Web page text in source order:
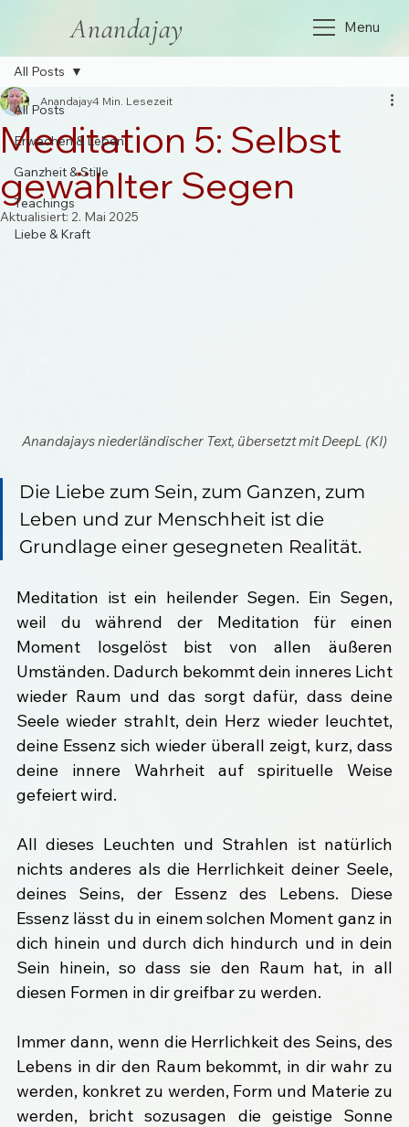
Anandajay Menu
All Posts
Erwachen & Leben
Ganzheit & Stille
Teachings
Liebe & Kraft
All Posts
Meditation 5: Selbst
gewählter Segen
Anandajay4 Min. Lesezeit
Aktualisiert: 2. Mai 2025
Anandajays niederländischer Text, übersetzt mit DeepL (KI)
Die Liebe zum Sein, zum Ganzen, zum
Leben und zur Menschheit ist die
Grundlage einer gesegneten Realität.
Meditation ist ein heilender Segen. Ein Segen,
weil du während der Meditation für einen
Moment losgelöst bist von allen äußeren
Umständen. Dadurch bekommt dein inneres Licht
wieder Raum und das sorgt dafür, dass deine
Seele wieder strahlt, dein Herz wieder leuchtet,
deine Essenz sich wieder überall zeigt, kurz, dass
deine innere Wahrheit auf spirituelle Weise
gefeiert wird.
All dieses Leuchten und Strahlen ist natürlich
nichts anderes als die Herrlichkeit deiner Seele,
deines Seins, der Essenz des Lebens. Diese
Essenz lässt du in einem solchen Moment ganz in
dich hinein und durch dich hindurch und in dein
Sein hinein, so dass sie den Raum hat, in all
diesen Formen in dir greifbar zu werden.
Immer dann, wenn die Herrlichkeit des Seins, des
Lebens in dir den Raum bekommt, in dir wahr zu
werden, konkret zu werden, Form und Materie zu
werden, bricht sozusagen die geistige Sonne